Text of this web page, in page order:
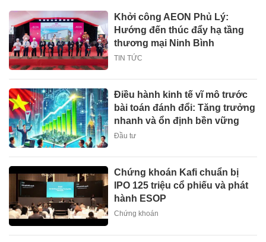
Khởi công AEON Phủ Lý:
Hướng đến thúc đẩy hạ tầng
thương mại Ninh Bình
TIN TỨC
Điều hành kinh tế vĩ mô trước
bài toán đánh đổi: Tăng trưởng
nhanh và ổn định bền vững
Đầu tư
Chứng khoán Kafi chuẩn bị
IPO 125 triệu cổ phiếu và phát
hành ESOP
Chứng khoán